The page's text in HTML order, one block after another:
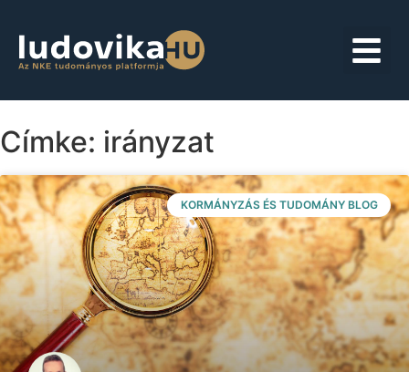
Címke: irányzat
KORMÁNYZÁS ÉS TUDOMÁNY BLOG